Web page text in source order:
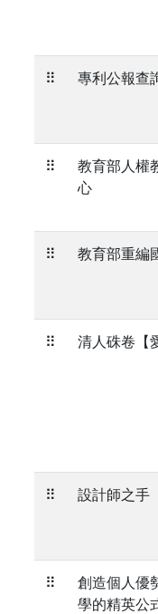
⠿ 專利公報查
⠿
教育部人權
心
⠿ 教育部重編
⠿ 清人硃卷【
⠿ 設計師之手
⠿
創造個人優
學的精英公